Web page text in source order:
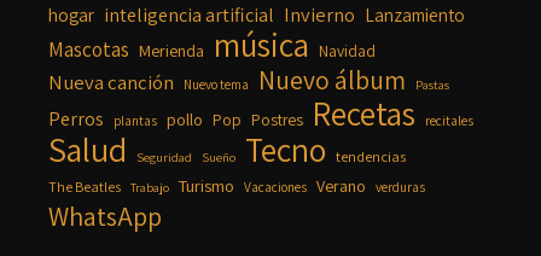
hogar inteligencia artificial Invierno Lanzamiento
Mascotas Merienda música Navidad
Nueva canción Nuevo tema Nuevo álbum Pastas
Perros plantas pollo Pop Postres Recetas recitales
Salud Seguridad Sueño Tecno tendencias
The Beatles Trabajo Turismo Vacaciones Verano verduras
WhatsApp